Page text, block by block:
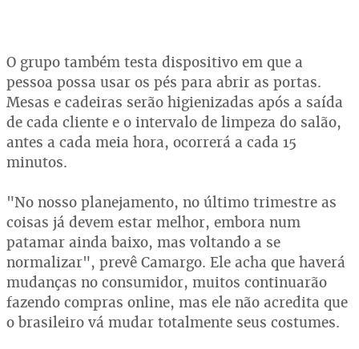
O grupo também testa dispositivo em que a
pessoa possa usar os pés para abrir as portas.
Mesas e cadeiras serão higienizadas após a saída
de cada cliente e o intervalo de limpeza do salão,
antes a cada meia hora, ocorrerá a cada 15
minutos.
"No nosso planejamento, no último trimestre as
coisas já devem estar melhor, embora num
patamar ainda baixo, mas voltando a se
normalizar", prevê Camargo. Ele acha que haverá
mudanças no consumidor, muitos continuarão
fazendo compras online, mas ele não acredita que
o brasileiro vá mudar totalmente seus costumes.